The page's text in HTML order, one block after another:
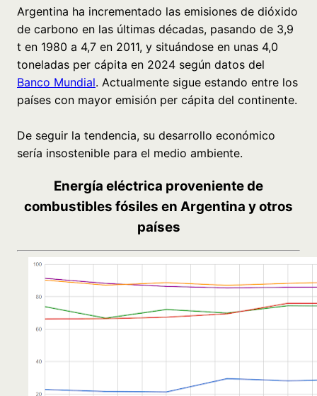
Argentina ha incrementado las emisiones de dióxido
de carbono en las últimas décadas, pasando de 3,9
t en 1980 a 4,7 en 2011, y situándose en unas 4,0
toneladas per cápita en 2024 según datos del
Banco Mundial. Actualmente sigue estando entre los
países con mayor emisión per cápita del continente.
De seguir la tendencia, su desarrollo económico
sería insostenible para el medio ambiente.
Energía eléctrica proveniente de
combustibles fósiles en Argentina y otros
países